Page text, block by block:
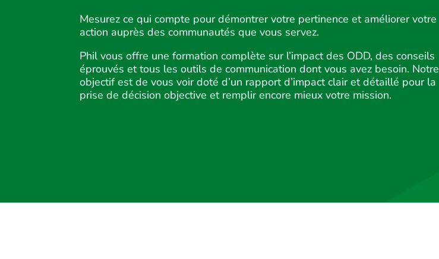
Mesurez ce qui compte pour démontrer votre pertinence et améliorer votre
action auprès des communautés que vous servez.
Phil vous offre une formation complète sur l’impact des ODD, des conseils
éprouvés et tous les outils de communication dont vous avez besoin. Notre
objectif est de vous voir doté d’un rapport d’impact clair et détaillé pour la
prise de décision objective et remplir encore mieux votre mission.